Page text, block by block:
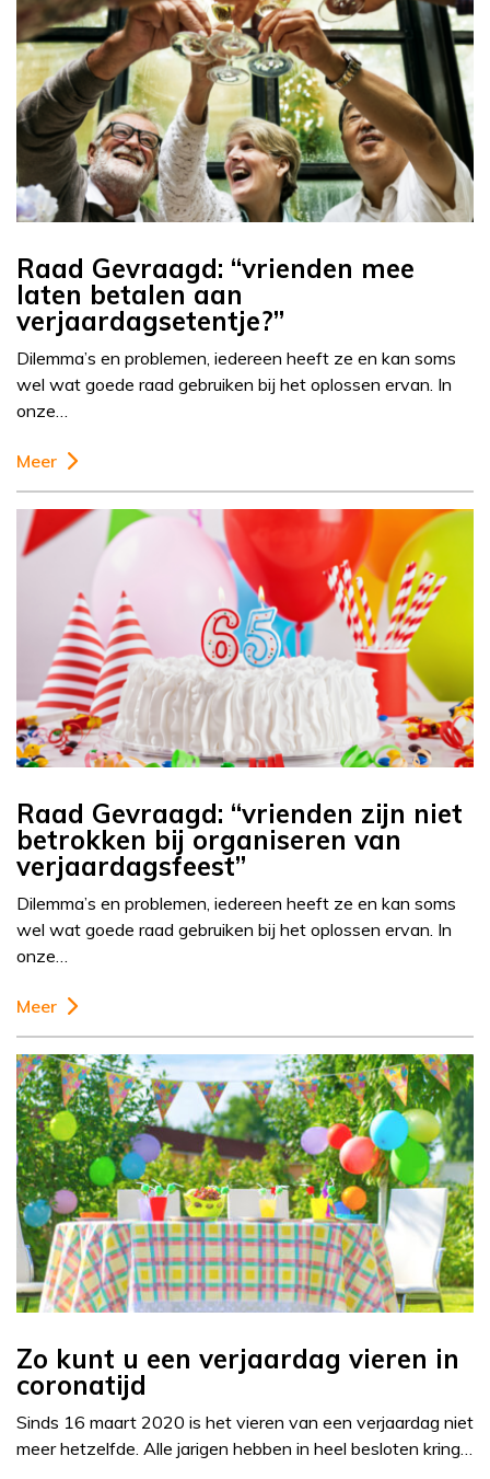
Raad Gevraagd: “vrienden mee
laten betalen aan
verjaardagsetentje?”
Dilemma’s en problemen, iedereen heeft ze en kan soms
wel wat goede raad gebruiken bij het oplossen ervan. In
onze…
Meer
Raad Gevraagd: “vrienden zijn niet
betrokken bij organiseren van
verjaardagsfeest”
Dilemma’s en problemen, iedereen heeft ze en kan soms
wel wat goede raad gebruiken bij het oplossen ervan. In
onze…
Meer
Zo kunt u een verjaardag vieren in
coronatijd
Sinds 16 maart 2020 is het vieren van een verjaardag niet
meer hetzelfde. Alle jarigen hebben in heel besloten kring…